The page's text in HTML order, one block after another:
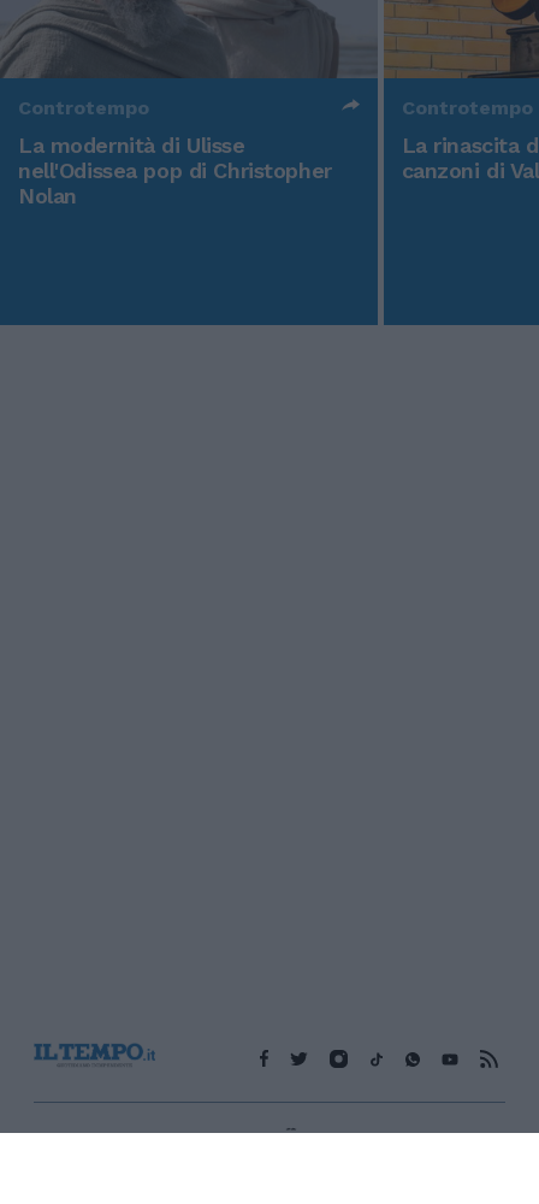
Controtempo
La modernità di Ulisse
nell'Odissea pop di Christopher
Nolan
Controtempo
La rinascita
canzoni di
Edicola digitale Il Tempo Shopping